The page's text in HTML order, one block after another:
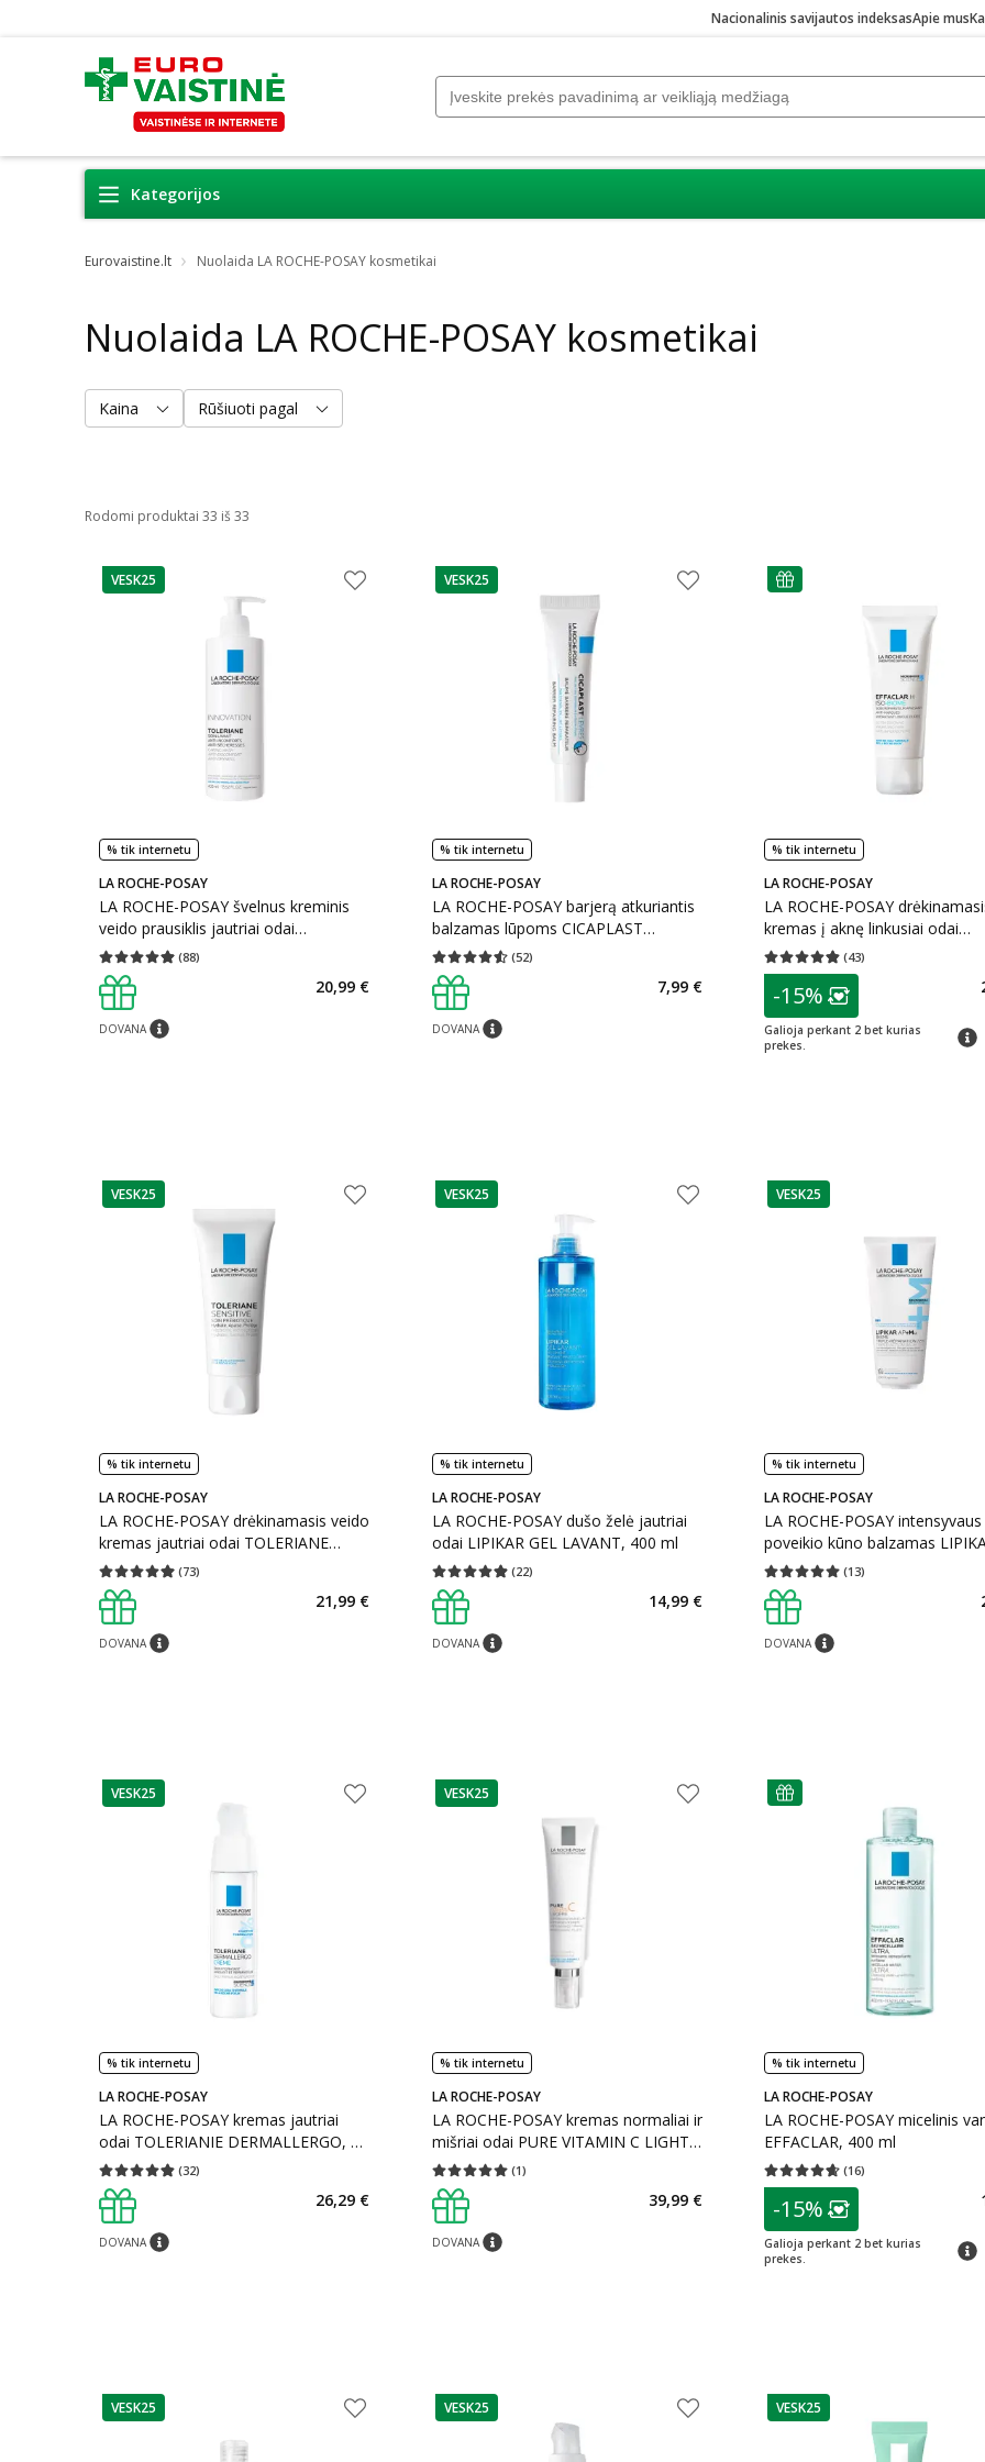
Nacionalinis savijautos indeksasApie mus
Kategorijos
Eurovaistine.lt Nuolaida LA ROCHE-POSAY kosmetikai
Nuolaida LA ROCHE-POSAY kosmetikai
Kaina Rūšiuoti pagal
Rodomi produktai 33 iš 33
patarimas
VESK25
% tik internetu
LA ROCHE-POSAY
LA ROCHE-POSAY švelnus kreminis
veido prausiklis jautriai odai
TOLERIANE, 400 ml
(88)
Vidutinis įvertinimas 4.91
DOVANApatarimas
20,99 €
patarimas
VESK25
% tik internetu
LA ROCHE-POSAY
LA ROCHE-POSAY barjerą atkuriantis
balzamas lūpoms CICAPLAST
LEVRES, 7.5 ml
(52)
Vidutinis įvertinimas 4.54
DOVANApatarimas
7,99 €
patarimas
% tik internetu
LA ROCHE-POSAY
LA ROCHE-POSAY
kremas į aknę linkusiai odai
EFFACLAR H ISO-BIOME, 40 ml
(43)
Vidutinis įvertinimas 4.81
patarimas
Lojalumo klubo
-15%
Galioja perkant 2 bet kurias
prekes.
patarimas
VESK25
% tik internetu
LA ROCHE-POSAY
LA ROCHE-POSAY drėkinamasis veido
kremas jautriai odai TOLERIANE
SENSITIVE, 40 ml
(73)
Vidutinis įvertinimas 4.92
DOVANApatarimas
21,99 €
patarimas
VESK25
% tik internetu
LA ROCHE-POSAY
LA ROCHE-POSAY dušo želė jautriai
odai LIPIKAR GEL LAVANT, 400 ml
(22)
Vidutinis įvertinimas 4.91
DOVANApatarimas
14,99 €
patarimas
VESK25
% tik internetu
LA ROCHE-POSAY
LA ROCHE-POSAY intensyvaus
poveikio kūno balzamas
Balm AP+MAX, 200 ml
(13)
Vidutinis įvertinimas 5.00
DOVANApatarimas
patarimas
VESK25
% tik internetu
LA ROCHE-POSAY
LA ROCHE-POSAY kremas jautriai
odai TOLERIANIE DERMALLERGO, 40
ml
(32)
Vidutinis įvertinimas 4.81
DOVANApatarimas
26,29 €
patarimas
VESK25
% tik internetu
LA ROCHE-POSAY
LA ROCHE-POSAY kremas normaliai ir
mišriai odai PURE VITAMIN C LIGHT,
40 ml
(1)
Vidutinis įvertinimas 5.00
DOVANApatarimas
39,99 €
patarimas
% tik internetu
LA ROCHE-POSAY
LA ROCHE-POSAY micelinis
EFFACLAR, 400 ml
(16)
Vidutinis įvertinimas 4.63
patarimas
Lojalumo klubo
-15%
Galioja perkant 2 bet kurias
prekes.
patarimas
VESK25 patarimas
VESK25 patarimas
VESK25